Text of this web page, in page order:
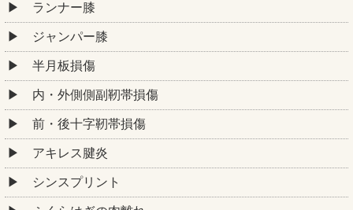
ランナー膝
ジャンパー膝
半月板損傷
内・外側側副靭帯損傷
前・後十字靭帯損傷
アキレス腱炎
シンスプリント